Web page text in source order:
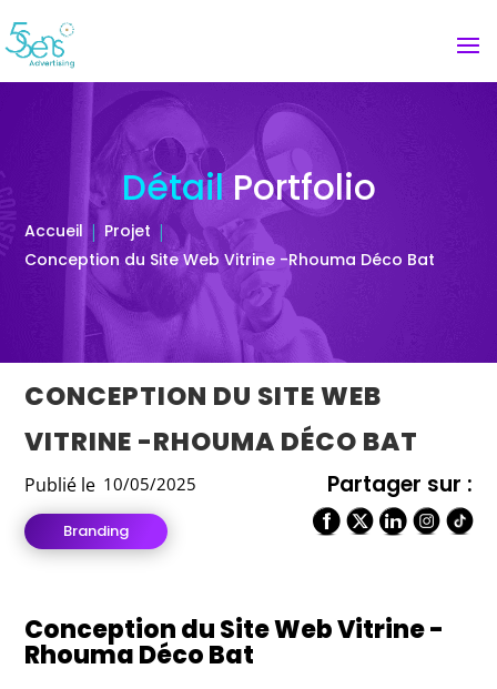
Détail Portfolio
Accueil
Projet
Conception du Site Web Vitrine -Rhouma Déco Bat
CONCEPTION DU SITE WEB
VITRINE -RHOUMA DÉCO BAT
Publié le 10/05/2025
Branding
Partager sur :
Conception du Site Web Vitrine -
Rhouma Déco Bat